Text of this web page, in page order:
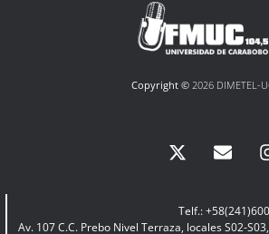
Copyright © 2026 DIMETEL-
Telf.:
Av. 107 C.C. Prebo Nivel Terraza, locales S02-